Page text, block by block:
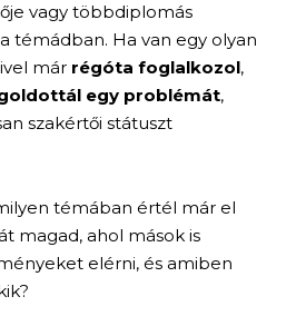
vagy többdiplomás
témádban. Ha van egy olyan
már régóta foglalkozol,
egy problémát,
szakértői státuszt
témában értél már el
magad, ahol mások is
elérni, és amiben